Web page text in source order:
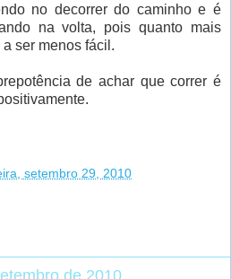
no decorrer do caminho e é
na volta, pois quanto mais
ser menos fácil.
de achar que correr é
setembro 29, 2010